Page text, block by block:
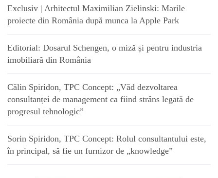
Exclusiv | Arhitectul Maximilian Zielinski: Marile
proiecte din România după munca la Apple Park
Editorial: Dosarul Schengen, o miză și pentru industria
imobiliară din România
Călin Spiridon, TPC Concept: „Văd dezvoltarea
consultanței de management ca fiind strâns legată de
progresul tehnologic”
Sorin Spiridon, TPC Concept: Rolul consultantului este,
în principal, să fie un furnizor de „knowledge”